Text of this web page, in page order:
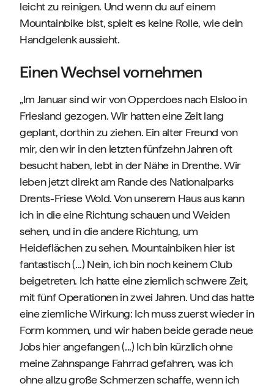
leicht zu reinigen. Und wenn du auf einem
Mountainbike bist, spielt es keine Rolle, wie dein
Handgelenk aussieht.
Einen Wechsel vornehmen
„Im Januar sind wir von Opperdoes nach Elsloo in
Friesland gezogen. Wir hatten eine Zeit lang
geplant, dorthin zu ziehen. Ein alter Freund von
mir, den wir in den letzten fünfzehn Jahren oft
besucht haben, lebt in der Nähe in Drenthe. Wir
leben jetzt direkt am Rande des Nationalparks
Drents-Friese Wold. Von unserem Haus aus kann
ich in die eine Richtung schauen und Weiden
sehen, und in die andere Richtung, um
Heideflächen zu sehen. Mountainbiken hier ist
fantastisch (...) Nein, ich bin noch keinem Club
beigetreten. Ich hatte eine ziemlich schwere Zeit,
mit fünf Operationen in zwei Jahren. Und das hatte
eine ziemliche Wirkung: Ich muss zuerst wieder in
Form kommen, und wir haben beide gerade neue
Jobs hier angefangen (...) Ich bin kürzlich ohne
meine Zahnspange Fahrrad gefahren, was ich
ohne allzu große Schmerzen schaffe, wenn ich